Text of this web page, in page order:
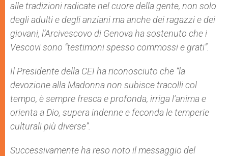
alle tradizioni radicate nel cuore della gente, non solo
degli adulti e degli anziani ma anche dei ragazzi e dei
giovani, l’Arcivescovo di Genova ha sostenuto che i
Vescovi sono “testimoni spesso commossi e grati”.
Il Presidente della CEI ha riconosciuto che “la
devozione alla Madonna non subisce tracolli col
tempo, è sempre fresca e profonda, irriga l’anima e
orienta a Dio, supera indenne e feconda le temperie
culturali più diverse”.
Successivamente ha reso noto il messaggio del